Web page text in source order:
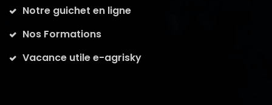
Notre guichet en ligne
Nos Formations
Vacance utile e-agrisky